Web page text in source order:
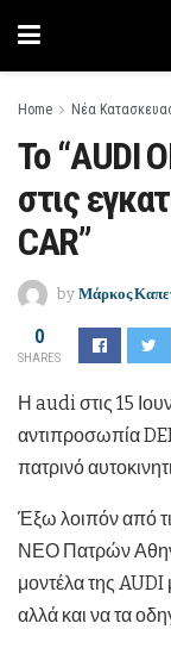
Home Νέα
Το “AUDI
στις
CAR”
by Μάρκος
0
SHARES
Η audi στις 15
αντιπροσωπία
πατρινό
Έξω λοιπόν από
ΝΕΟ Πατρών
μοντέλα της AUDI
αλλά και να τα